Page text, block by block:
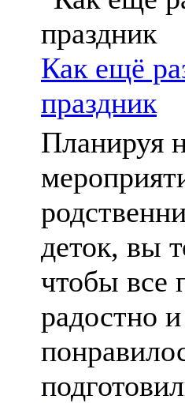
Как ещё
праздник
Планируя
деток, вы
чтобы все
радостно